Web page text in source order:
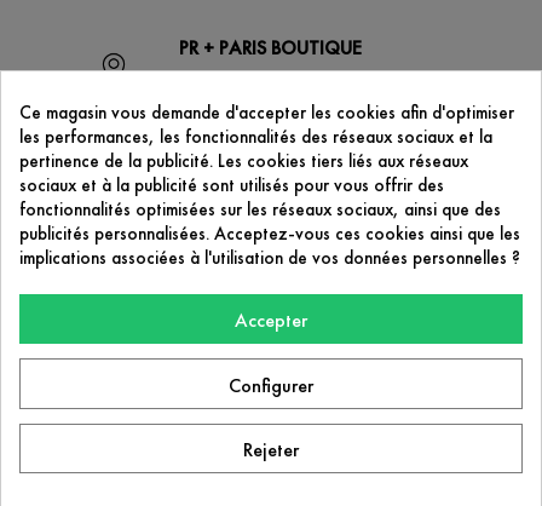
PR + PARIS BOUTIQUE
53 boulevard de Strasbourg
75010 Paris
CONTACTEZ-NOUS
contact@prplus-paris.com
NOTRE SOCIÉTÉ 
PR+ Paris
53 boulevard de Strasbourg
75010 Paris
Ce magasin vous demande d'accepter les cookies afin d'optimiser
les performances, les fonctionnalités des réseaux sociaux et la
pertinence de la publicité. Les cookies tiers liés aux réseaux
sociaux et à la publicité sont utilisés pour vous offrir des
fonctionnalités optimisées sur les réseaux sociaux, ainsi que des
publicités personnalisées. Acceptez-vous ces cookies ainsi que les
implications associées à l'utilisation de vos données personnelles ?
Accepter
Configurer
Rejeter